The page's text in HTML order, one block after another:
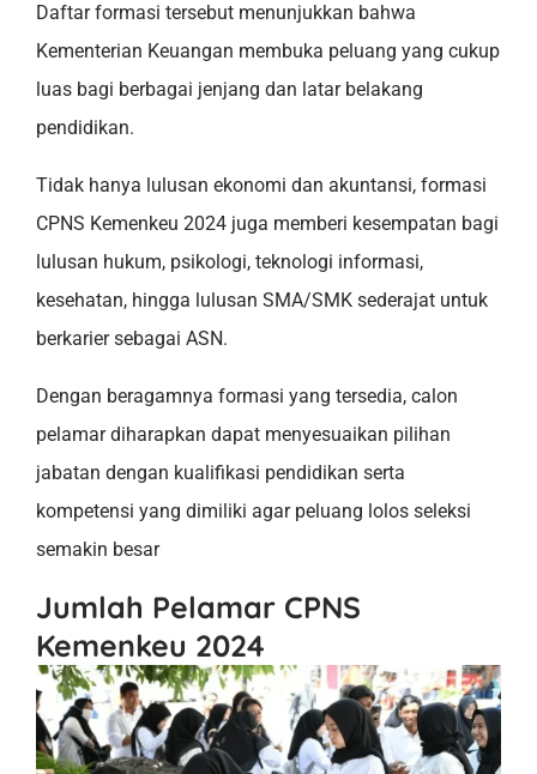
Daftar formasi tersebut menunjukkan bahwa
Kementerian Keuangan membuka peluang yang cukup
luas bagi berbagai jenjang dan latar belakang
pendidikan.
Tidak hanya lulusan ekonomi dan akuntansi, formasi
CPNS Kemenkeu 2024 juga memberi kesempatan bagi
lulusan hukum, psikologi, teknologi informasi,
kesehatan, hingga lulusan SMA/SMK sederajat untuk
berkarier sebagai ASN.
Dengan beragamnya formasi yang tersedia, calon
pelamar diharapkan dapat menyesuaikan pilihan
jabatan dengan kualifikasi pendidikan serta
kompetensi yang dimiliki agar peluang lolos seleksi
semakin besar
Jumlah Pelamar CPNS
Kemenkeu 2024